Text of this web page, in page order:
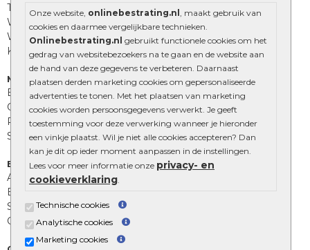
Onze website, onlinebestrating.nl , maakt gebruik van
cookies en daarmee vergelijkbare technieken.
Onlinebestrating.nl gebruikt functionele cookies om het
gedrag van websitebezoekers na te gaan en de website aan
de hand van deze gegevens te verbeteren. Daarnaast
plaatsen derden marketing cookies om gepersonaliseerde
advertenties te tonen. Met het plaatsen van marketing
cookies worden persoonsgegevens verwerkt. Je geeft
toestemming voor deze verwerking wanneer je hieronder
een vinkje plaatst. Wil je niet alle cookies accepteren? Dan
kan je dit op ieder moment aanpassen in de instellingen.
Lees voor meer informatie onze privacy- en
cookieverklaring.
Technische cookies
Analytische cookies
Marketing cookies
Tuinstenen
Waalformaat
Wildverband bestrating
Kingstones
Muurelementen
Betonbielzen
Opsluitbanden
Palissades
Stapelblokken
Extra benodigdheden
Afwatering en diversen
Beplantings en betonelementen
Split, grind en zand
Oprit tegels